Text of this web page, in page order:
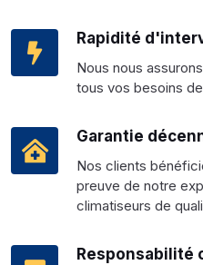
Rapidité
Nous nous
tous vos besoins
Garantie
Nos clients
preuve de notre
climatiseurs de
Responsabilité